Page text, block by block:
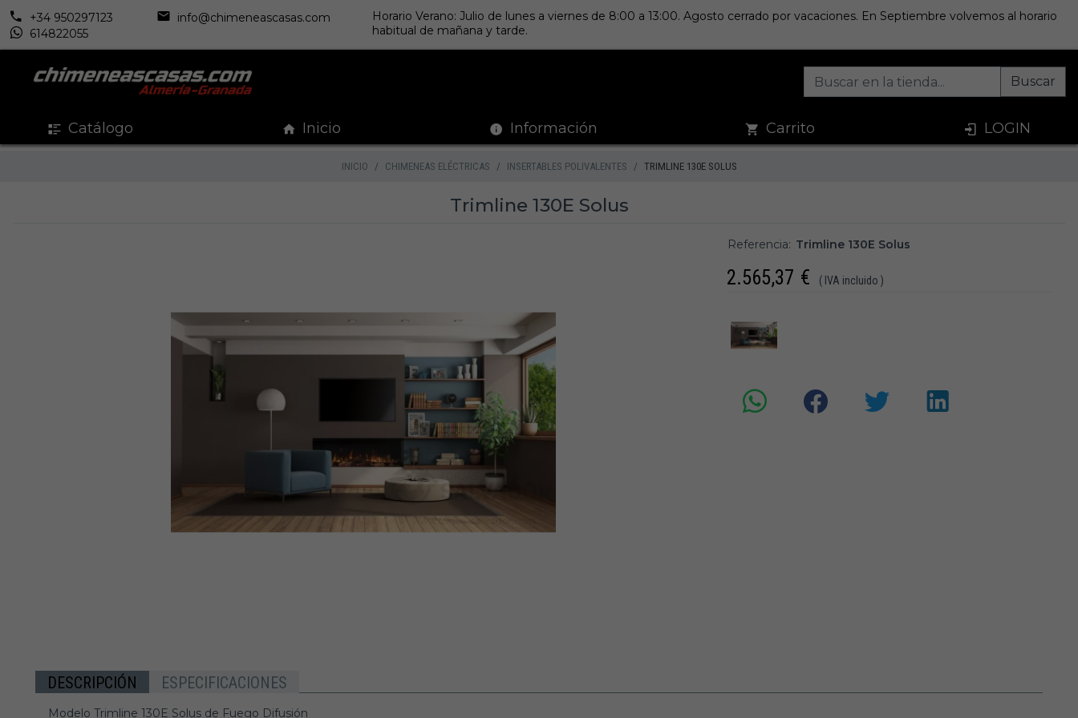
+34 950297123
info@chimeneascasas.com
614822055
Horario Verano: Julio de lunes a viernes de 8:00 a 13:00. Agosto cerrado por vacaciones. En Septiembre volvemos al horario
habitual de mañana y tarde.
Buscar
Catálogo Inicio Información Carrito LOGIN
INICIO CHIMENEAS ELÉCTRICAS INSERTABLES POLIVALENTES TRIMLINE 130E SOLUS
Trimline 130E Solus
Referencia: Trimline 130E Solus
2.565,37 € ( IVA incluido )
DESCRIPCIÓN ESPECIFICACIONES
Modelo Trimline 130E Solus de Fuego Difusión